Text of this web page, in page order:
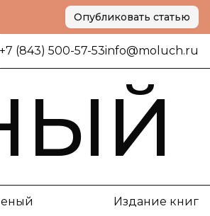
Опубликовать статью
+7 (843) 500-57-53info@moluch.ru
Издание книг